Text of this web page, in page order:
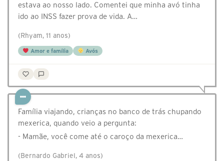
estava ao nosso lado. Comentei que minha avó tinha
ido ao INSS fazer prova de vida. A…
(Rhyam, 11 anos)
Amor e família Avós
Família viajando, crianças no banco de trás chupando
mexerica, quando veio a pergunta:
- Mamãe, você come até o caroço da mexerica…
(Bernardo Gabriel, 4 anos)